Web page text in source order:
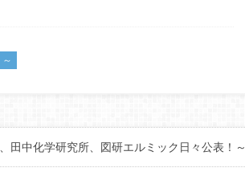
田中化学研究所、図研エルミック日々公表！～